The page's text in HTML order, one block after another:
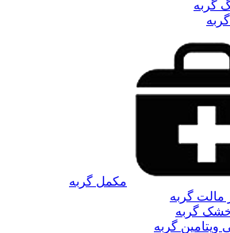
گربه
مکمل گربه
مالت گربه
گربه
ویتامین گربه